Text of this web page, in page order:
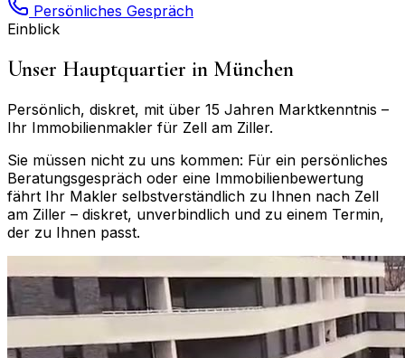
Persönliches Gespräch
Einblick
Unser Hauptquartier in München
Persönlich, diskret, mit über 15 Jahren Marktkenntnis –
Ihr Immobilienmakler für Zell am Ziller.
Sie müssen nicht zu uns kommen: Für ein persönliches
Beratungsgespräch oder eine Immobilienbewertung
fährt Ihr Makler selbstverständlich zu Ihnen nach Zell
am Ziller – diskret, unverbindlich und zu einem Termin,
der zu Ihnen passt.